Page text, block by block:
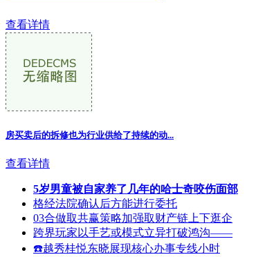
查看详情
房买卖后的拆修也为行业供给了持续的动...
查看详情
5岁男童被自家养了几年的哈士奇咬伤面部
格经法院确认后方能进行委托
03合做取共赢策略加强取财产链上下逛企
跨界玩家以手艺或模式立异打破鸿沟——
☎️越秀桂悦东晓展现核心办事专线小时